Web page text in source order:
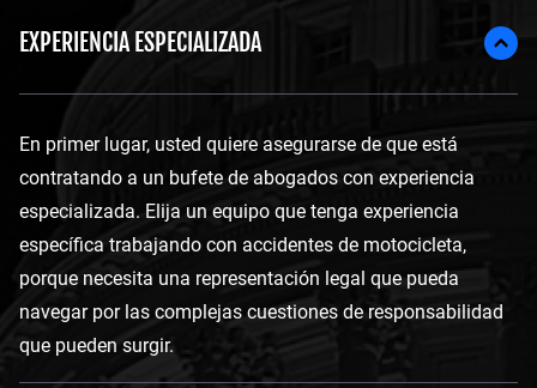
EXPERIENCIA ESPECIALIZADA
En primer lugar, usted quiere asegurarse de que está
contratando a un bufete de abogados con experiencia
especializada. Elija un equipo que tenga experiencia
específica trabajando con accidentes de motocicleta,
porque necesita una representación legal que pueda
navegar por las complejas cuestiones de responsabilidad
que pueden surgir.